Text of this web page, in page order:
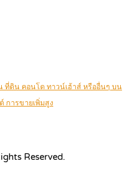
ที่ดิน คอนโด ทาวน์เฮ้าส์ หรืออื่นๆ บน
การขายเพิ่มสูง
Reserved.